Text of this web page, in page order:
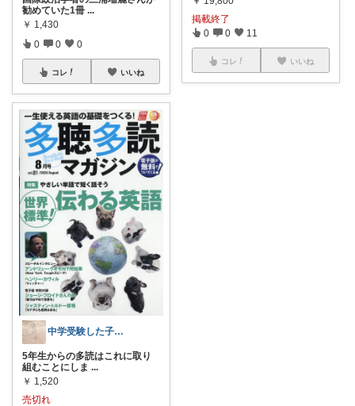
勧めていた1冊 ...
￥ 1,430
0 0 0
コレ いいね
中学受験した子が低学年でやっていたこと
5年生からの多読はこれに取り
組むことにしま ...
￥ 1,520
売切れ
掲載終了
0 0 11
コレ いいね